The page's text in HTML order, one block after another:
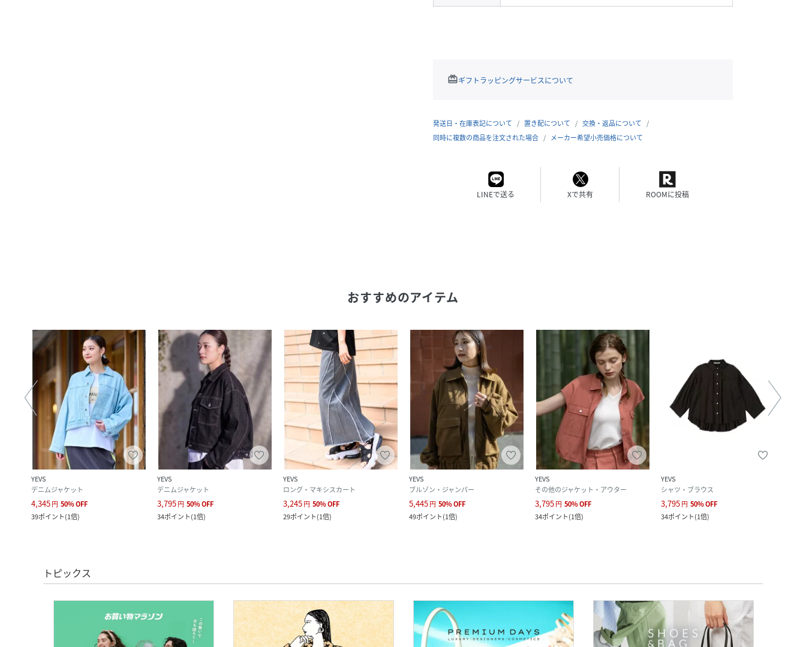
redeemギフトラッピングサービスについて
発送日・在庫表記について 置き配について
交換・返品について
同時に複数の商品を注文された場合
メーカー希望小売価格について
LINEで送る Xで共有 ROOMに投稿
おすすめのアイテム
YEVS
デニムジャケット
4,345円 50%OFF
39ポイント(1倍)
YEVS
デニムジャケット
3,795円 50%OFF
34ポイント(1倍)
YEVS
ロング・マキシスカート
3,245円 50%OFF
29ポイント(1倍)
YEVS
ブルゾン・ジャンパー
5,445円 50%OFF
49ポイント(1倍)
YEVS
その他のジャケット・アウター
3,795円 50%OFF
34ポイント(1倍)
YEVS
シャツ・ブラウス
3,795円 50%OFF
34ポイント(1倍)
トピックス